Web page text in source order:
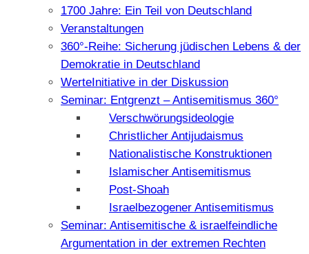
1700 Jahre: Ein Teil von Deutschland
Veranstaltungen
360°-Reihe: Sicherung jüdischen Lebens & der
Demokratie in Deutschland
WerteInitiative in der Diskussion
Seminar: Entgrenzt – Antisemitismus 360°
Verschwörungsideologie
Christlicher Antijudaismus
Nationalistische Konstruktionen
Islamischer Antisemitismus
Post-Shoah
Israelbezogener Antisemitismus
Seminar: Antisemitische & israelfeindliche
Argumentation in der extremen Rechten